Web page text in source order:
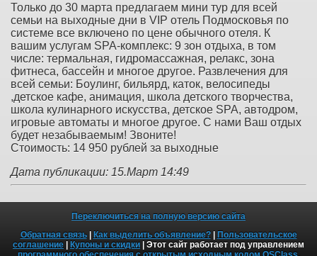
Только до 30 марта предлагаем мини тур для всей
семьи на выходные дни в VIP отель Подмосковья по
системе все включено по цене обычного отеля. К
вашим услугам SPA-комплекс: 9 зон отдыха, в том
числе: термальная, гидромассажная, релакс, зона
фитнеса, бассейн и многое другое. Развлечения для
всей семьи: Боулинг, бильярд, каток, велосипеды
,детское кафе, анимация, школа детского творчества,
школа кулинарного искусства, детское SPA, автодром,
игровые автоматы и многое другое. С нами Ваш отдых
будет незабываемым! Звоните!
Стоимость: 14 950 рублей за выходные
Дата публикации: 15.Март 14:49
Переключиться на полную версию сайта
Обратная связь| Как выделить объявление?| Пользовательское
соглашение | Купоны и скидки | Этот сайт работает под управлением